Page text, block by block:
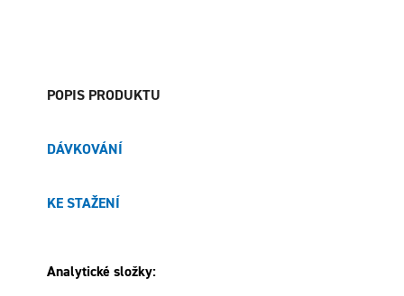
POPIS PRODUKTU
DÁVKOVÁNÍ
KE STAŽENÍ
Analytické složky: